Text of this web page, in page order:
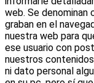
web. Se denominan
graban en el
nuestra web para
ese usuario con
nuestros
ni dato personal